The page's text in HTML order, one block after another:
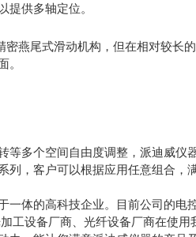
提供多轴定位。
密燕尾式滑动机构，但在相对较长
。
等多个空间自由度调整，派迪威
列，客户可以根据应用任意组合，
一体的高科技企业。目前公司的
工设备厂商、光纤设备厂商在使用